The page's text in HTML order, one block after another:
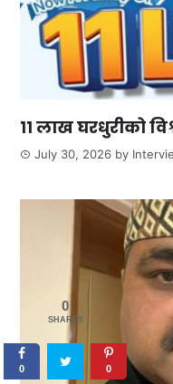
११ लाख घरधुरीको
July 30, 2026 by
0
SHARES
0 0